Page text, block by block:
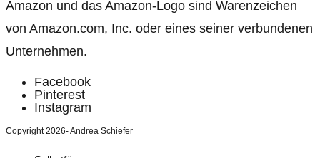
Amazon und das Amazon-Logo sind Warenzeichen
von Amazon.com, Inc. oder eines seiner verbundenen
Unternehmen.
Facebook
Pinterest
Instagram
Copyright 2026- Andrea Schiefer